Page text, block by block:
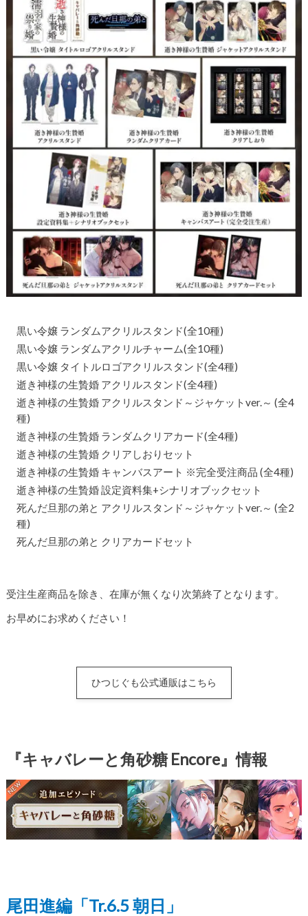
黒い令嬢 ランダムアクリルスタンド(全10種)
黒い令嬢 ランダムアクリルチャーム(全10種)
黒い令嬢 タイトルロゴアクリルスタンド(全4種)
逝き神様の生贄婚 アクリルスタンド(全4種)
逝き神様の生贄婚 アクリルスタンド～ジャケットver.～ (全4
種)
逝き神様の生贄婚 ランダムクリアカード(全4種)
逝き神様の生贄婚 クリアしおりセット
逝き神様の生贄婚 キャンバスアート ※完全受注商品 (全4種)
逝き神様の生贄婚 設定資料集+シナリオブックセット
死んだ旦那の弟と アクリルスタンド～ジャケットver.～ (全2
種)
死んだ旦那の弟と クリアカードセット
受注生産商品を除き、在庫が無くなり次第終了となります。
お早めにお求めください！
ひつじぐも公式通販はこちら
『キャバレーと角砂糖 Encore』情報
尾田進編「Tr.6.5 朝日」